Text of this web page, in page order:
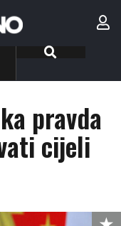
pravda
cijeli